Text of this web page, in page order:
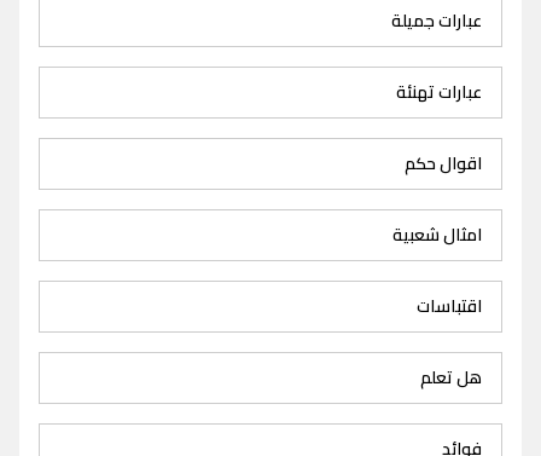
عبارات جميلة
عبارات تهنئة
اقوال حكم
امثال شعبية
اقتباسات
هل تعلم
فوائد